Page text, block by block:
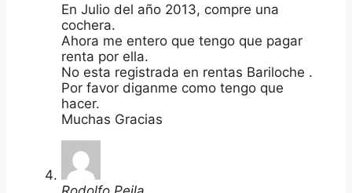
En Julio del año 2013, compre una
cochera.
Ahora me entero que tengo que pagar
renta por ella.
No esta registrada en rentas Bariloche .
Por favor diganme como tengo que
hacer.
Muchas Gracias